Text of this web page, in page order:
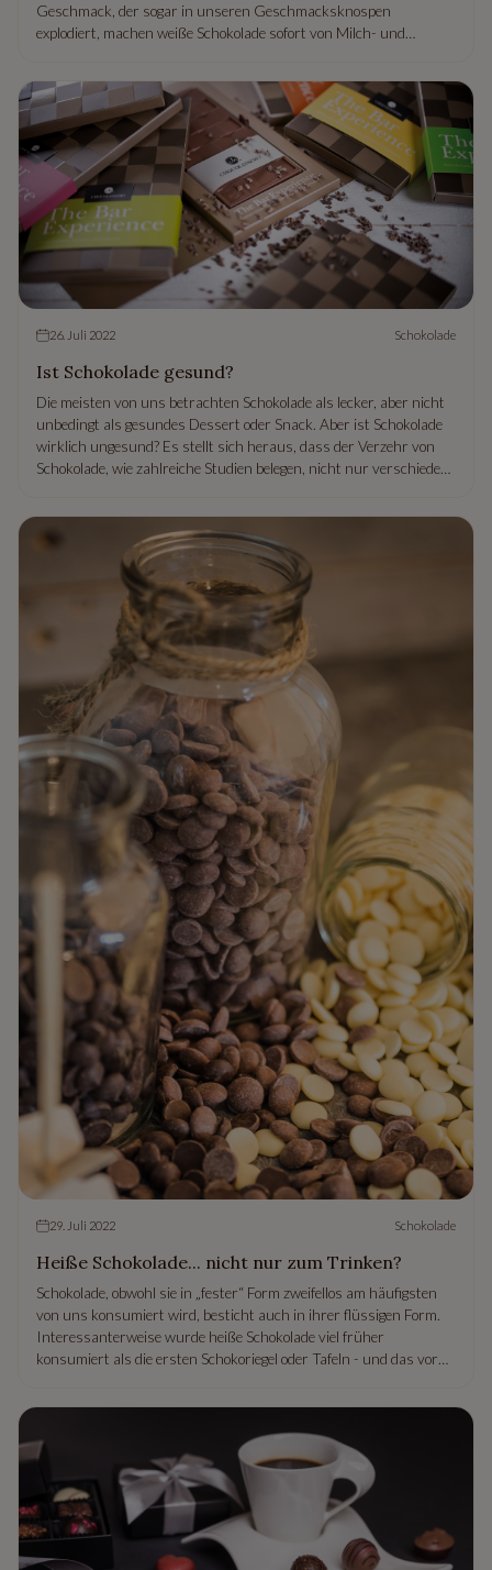
Geschmack, der sogar in unseren Geschmacksknospen
explodiert, machen weiße Schokolade sofort von Milch- und
26. Juli 2022 Schokolade
Ist Schokolade gesund?
Die meisten von uns betrachten Schokolade als lecker, aber nicht
unbedingt als gesundes Dessert oder Snack. Aber ist Schokolade
wirklich ungesund? Es stellt sich heraus, dass der Verzehr von
Schokolade, wie zahlreiche Studien belegen, nicht nur verschiedene
positiven Eigenschaftenhochwertige Schokolade
von den Experten von Chocolissimo hergestellt wird.
29. Juli 2022 Schokolade
Heiße Schokolade... nicht nur zum Trinken?
Schokolade, obwohl sie in „fester“ Form zweifellos am häufigsten
von uns konsumiert wird, besticht auch in ihrer flüssigen Form.
Interessanterweise wurde heiße Schokolade viel früher
konsumiert als die ersten Schokoriegel oder Tafeln - und das vor
der Welt verzehrt wird.